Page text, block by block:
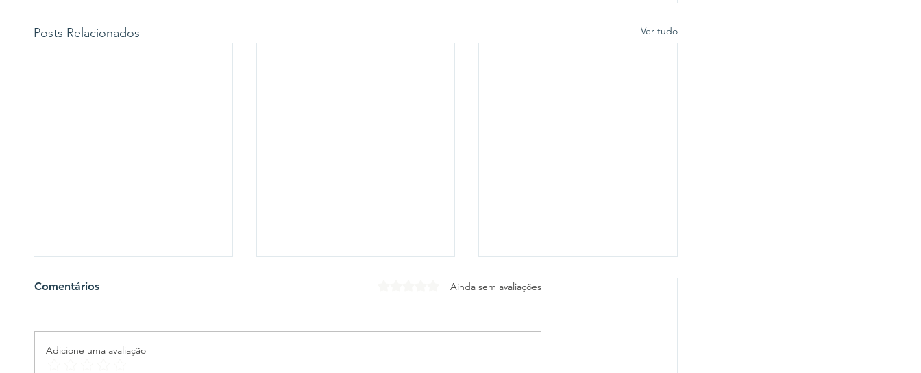
Posts Relacionados Ver tudo
Comentários Avaliado com 0 de 5 estrelas.
Ainda sem avaliações
Adicione uma avaliação